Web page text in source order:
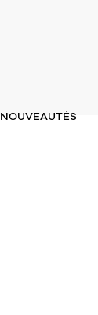
NOUVEAUTÉS